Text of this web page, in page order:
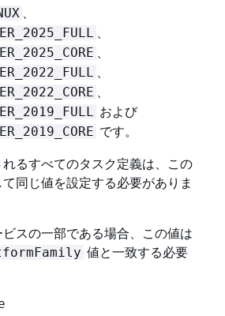
および
です。
るすべてのタスク定義は、この
同じ値を設定する必要がありま
スの一部である場合、この値は
値と一致する必要